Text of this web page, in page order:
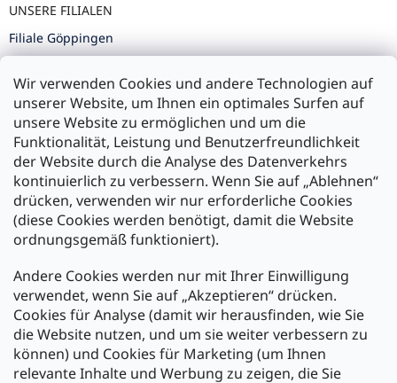
Wir verwenden Cookies und andere Technologien auf
unserer Website, um Ihnen ein optimales Surfen auf
unsere Website zu ermöglichen und um die
Funktionalität, Leistung und Benutzerfreundlichkeit
der Website durch die Analyse des Datenverkehrs
kontinuierlich zu verbessern. Wenn Sie auf „Ablehnen“
drücken, verwenden wir nur erforderliche Cookies
(diese Cookies werden benötigt, damit die Website
ordnungsgemäß funktioniert).
Andere Cookies werden nur mit Ihrer Einwilligung
verwendet, wenn Sie auf „Akzeptieren“ drücken.
Cookies für Analyse (damit wir herausfinden, wie Sie
die Website nutzen, und um sie weiter verbessern zu
können) und Cookies für Marketing (um Ihnen
relevante Inhalte und Werbung zu zeigen, die Sie
UNSERE FILIALEN
Filiale Göppingen
Filiale Ulm
Zahlung und Versand
Versand mit:
Zahlarten: